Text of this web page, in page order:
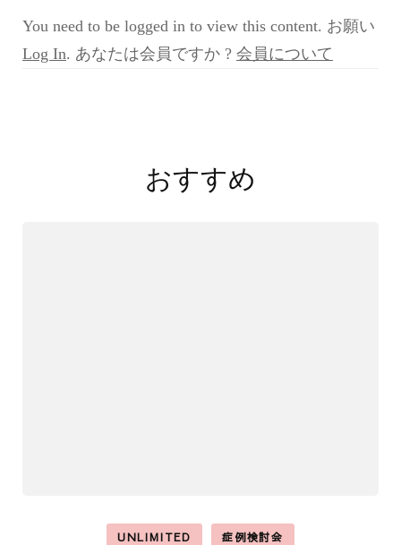
You need to be logged in to view this content. お願い
Log In. あなたは会員ですか ? 会員について
おすすめ
UNLIMITED 症例検討会